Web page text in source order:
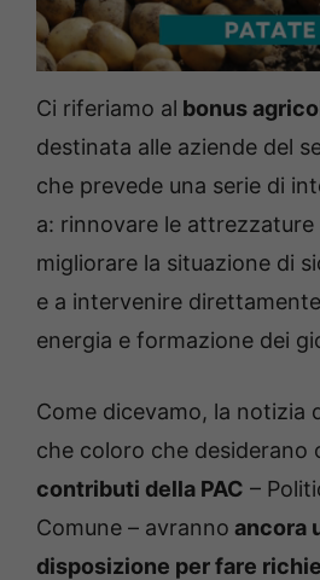
n
t
e
o
e
d
4
7
7
Ci riferiamo al bonus
destinata alle aziende del
che prevede una serie di
a: rinnovare le attrezzature
migliorare la situazione di
e a intervenire
energia e formazione dei
Come dicevamo, la notizia
che coloro che desiderano
contributi della PAC –
Comune – avranno ancora
disposizione per fare